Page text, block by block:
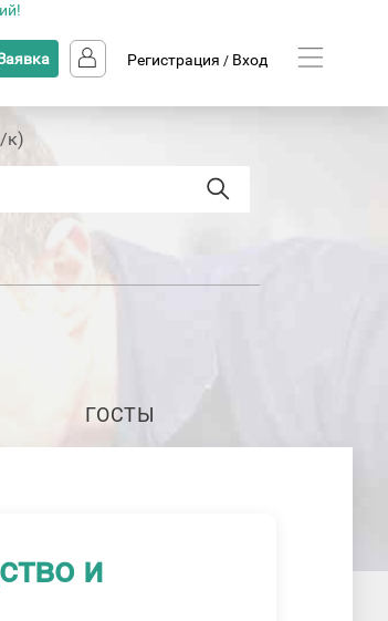
Регистрация / Вход
к)
ГОСТЫ
и